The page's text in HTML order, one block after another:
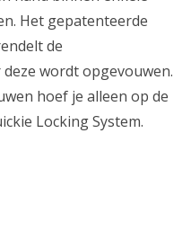
Het gepatenteerde
de
wordt opgevouwen.
hoef je alleen op de
Locking System.